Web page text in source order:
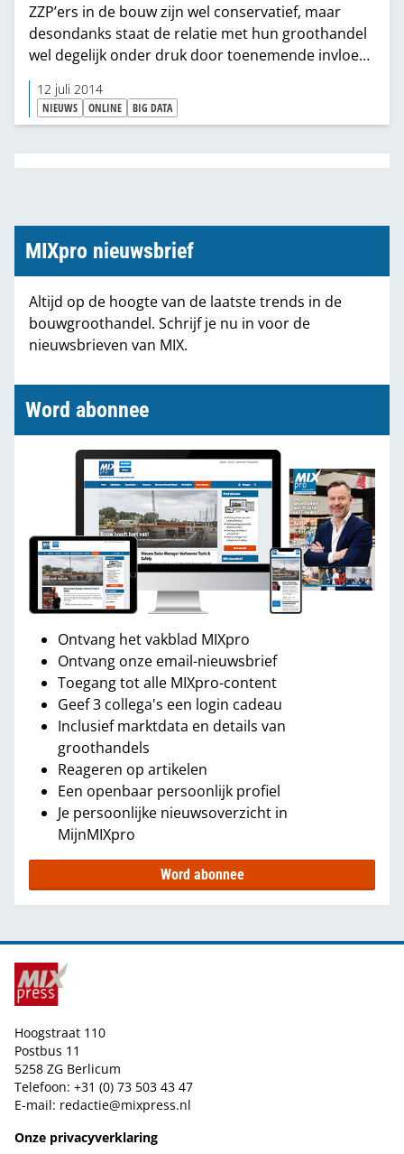
ZZP’ers in de bouw zijn wel conservatief, maar
desondanks staat de relatie met hun groothandel
wel degelijk onder druk door toenemende invloed
van de bouwmarkten. Dit blijkt uit het rapport
Bouwmaterialenhandel: de opkomst van
omnichannel van ABN AMRO.
12 juli 2014
NIEUWS ONLINE BIG DATA
MIXpro nieuwsbrief
Altijd op de hoogte van de laatste trends in de
bouwgroothandel. Schrijf je nu in voor de
nieuwsbrieven van MIX.
Word abonnee
Ontvang het vakblad MIXpro
Ontvang onze email-nieuwsbrief
Toegang tot alle MIXpro-content
Geef 3 collega's een login cadeau
Inclusief marktdata en details van
groothandels
Reageren op artikelen
Een openbaar persoonlijk profiel
Je persoonlijke nieuwsoverzicht in
MijnMIXpro
Word abonnee
Hoogstraat 110
Postbus 11
5258 ZG Berlicum
Telefoon: +31 (0) 73 503 43 47
E-mail: redactie@mixpress.nl
Onze privacyverklaring